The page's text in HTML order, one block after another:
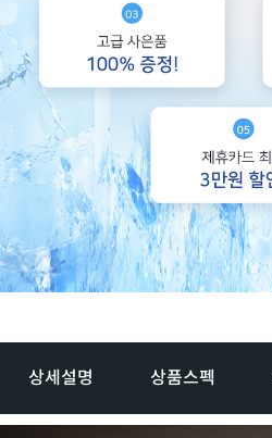
상세설명 상품스펙